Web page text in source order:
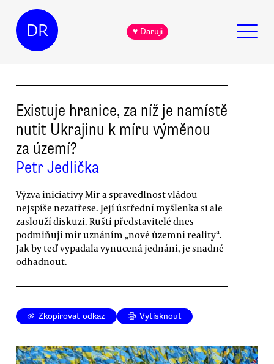
DR ♥ Daruji
Existuje hranice, za níž je namístě
nutit Ukrajinu k míru výměnou
za území?
Petr Jedlička
Výzva iniciativy Mír a spravedlnost vládou
nejspíše nezatřese. Její ústřední myšlenka si ale
zaslouží diskuzi. Ruští představitelé dnes
podmiňují mír uznáním „nové územní reality“.
Jak by teď vypadala vynucená jednání, je snadné
odhadnout.
Zkopírovat odkaz Vytisknout